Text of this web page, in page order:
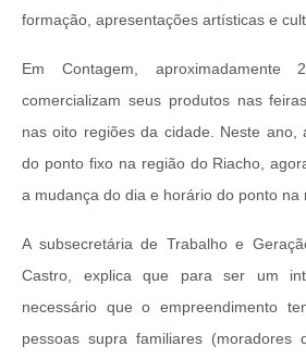
formação, apresentações artísticas e
Em Contagem, aproximadamente
comercializam seus produtos nas
nas oito regiões da cidade. Neste ano,
do ponto fixo na região do Riacho,
a mudança do dia e horário do ponto na
A subsecretária de Trabalho e
Castro, explica que para ser um
necessário que o empreendimento
pessoas supra familiares (moradores